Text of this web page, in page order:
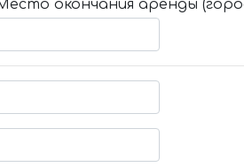
окончания аренды